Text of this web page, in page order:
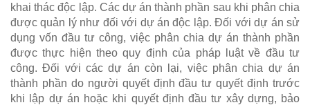
khai thác độc lập. Các dự án thành phần sau khi phân chia
được quản lý như đối với dự án độc lập. Đối với dự án sử
dụng vốn đầu tư công, việc phân chia dự án thành phần
được thực hiện theo quy định của pháp luật về đầu tư
công. Đối với các dự án còn lại, việc phân chia dự án
thành phần do người quyết định đầu tư quyết định trước
khi lập dự án hoặc khi quyết định đầu tư xây dựng, bảo